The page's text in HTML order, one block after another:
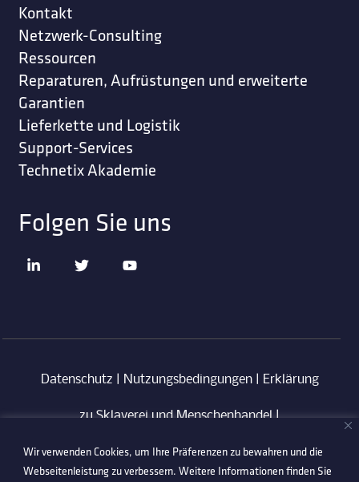
Wir verwenden Cookies, um Ihre Präferenzen zu bewahren und die
Webseitenleistung zu verbessern. Weitere Informationen finden Sie
Kontakt
Netzwerk-Consulting
Ressourcen
Reparaturen, Aufrüstungen und erweiterte
Garantien
Lieferkette und Logistik
Support-Services
Technetix Akademie
Folgen Sie uns
Datenschutz Nutzungsbedingungen| Erklärung
zu Sklaverei und Menschenhandel|
Verhaltenskodex für Lieferanten|Anti-